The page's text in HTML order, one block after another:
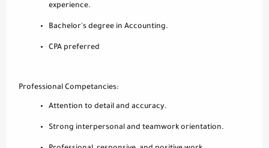
experience.
Bachelor's degree in Accounting.
CPA preferred
Professional Competancies:
Attention to detail and accuracy.
Strong interpersonal and teamwork orientation.